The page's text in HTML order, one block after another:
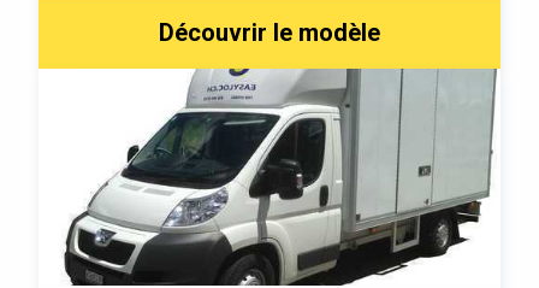
Découvrir le modèle